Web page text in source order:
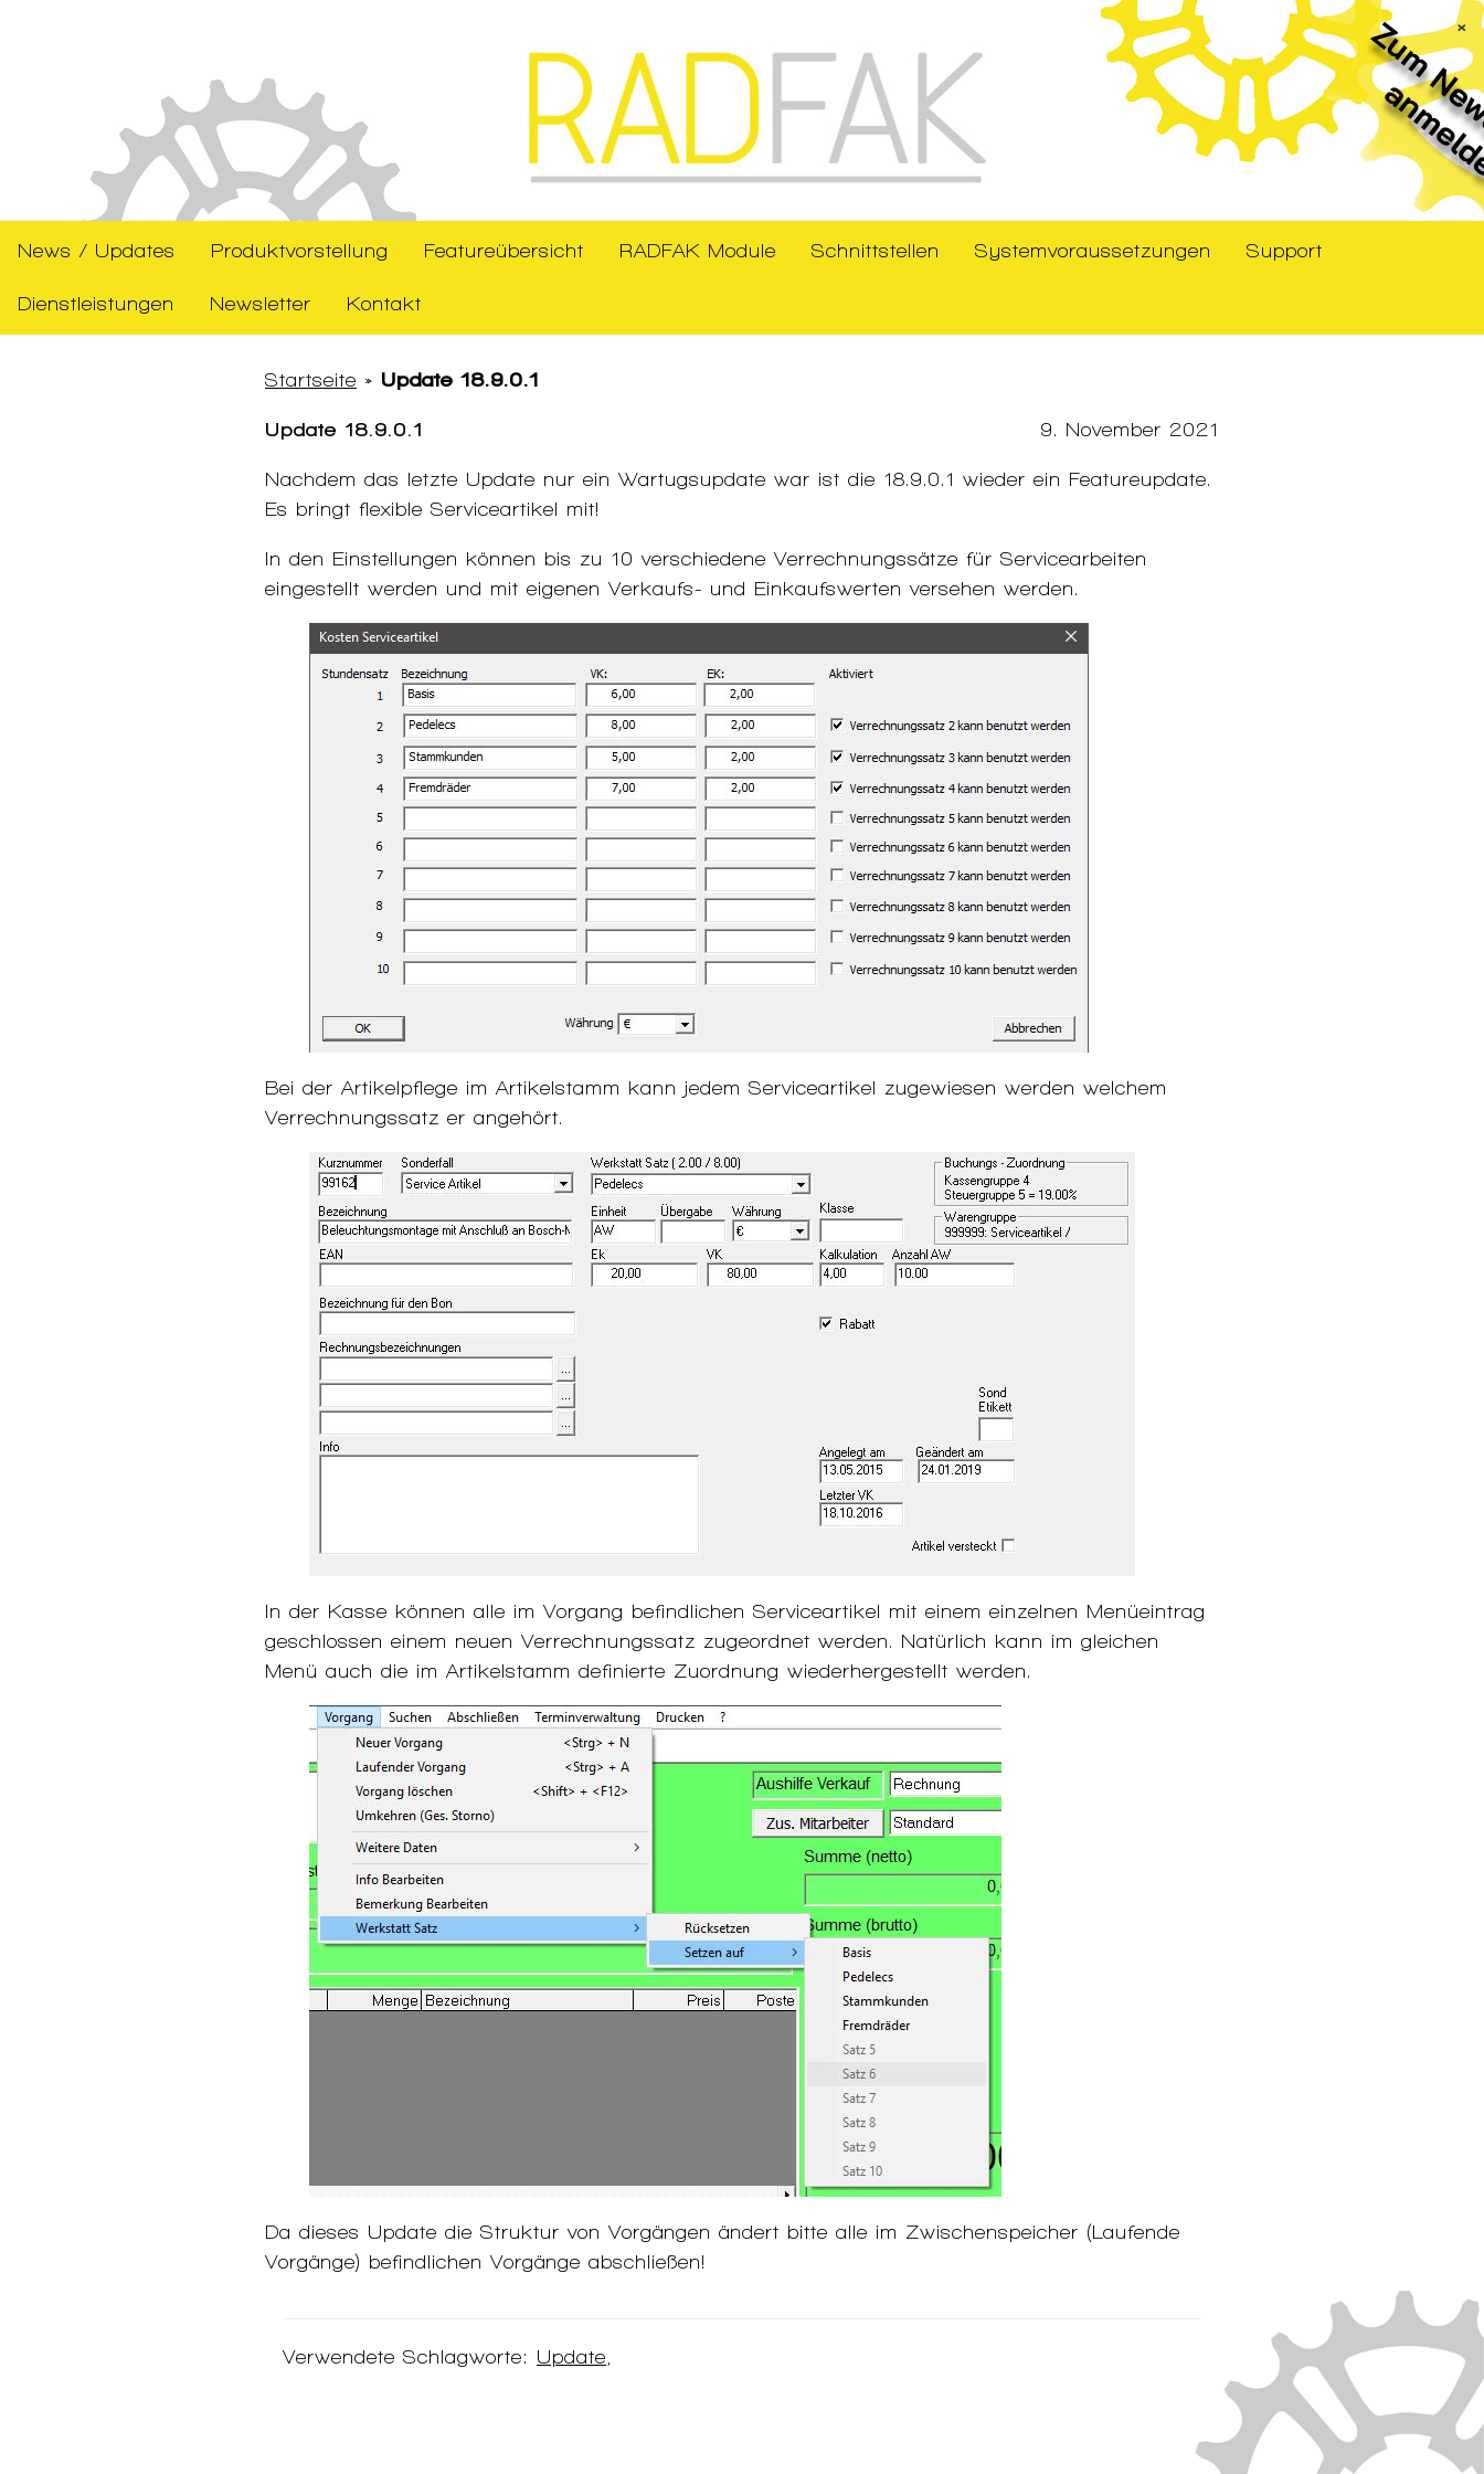
×
News / Updates Produktvorstellung Featureübersicht RADFAK Module Schnittstellen Systemvoraussetzungen Support
Dienstleistungen Newsletter Kontakt
Startseite » Update 18.9.0.1
9. November 2021
Update 18.9.0.1
Nachdem das letzte Update nur ein Wartugsupdate war ist die 18.9.0.1 wieder ein Featureupdate.
Es bringt flexible Serviceartikel mit!
In den Einstellungen können bis zu 10 verschiedene Verrechnungssätze für Servicearbeiten
eingestellt werden und mit eigenen Verkaufs- und Einkaufswerten versehen werden.
Bei der Artikelpflege im Artikelstamm kann jedem Serviceartikel zugewiesen werden welchem
Verrechnungssatz er angehört.
In der Kasse können alle im Vorgang befindlichen Serviceartikel mit einem einzelnen Menüeintrag
geschlossen einem neuen Verrechnungssatz zugeordnet werden. Natürlich kann im gleichen
Menü auch die im Artikelstamm definierte Zuordnung wiederhergestellt werden.
Da dieses Update die Struktur von Vorgängen ändert bitte alle im Zwischenspeicher (Laufende
Vorgänge) befindlichen Vorgänge abschließen!
Verwendete Schlagworte: Update